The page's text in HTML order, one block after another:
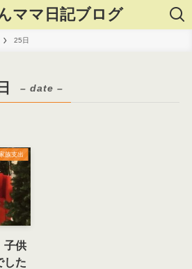
ママ日記ブログ
25日
– date –
族支出
子供
した